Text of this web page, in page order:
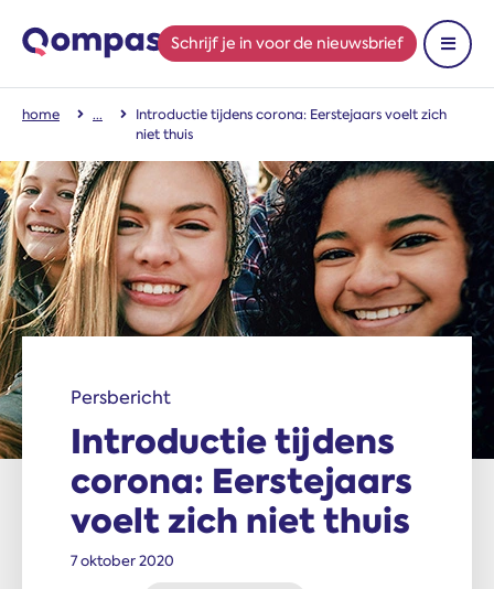
Schrijf je in voor de nieuwsbrief
Toon
home
Introductie tijdens corona: Eerstejaars voelt zich
niet thuis
Persbericht
Introductie tijdens
corona: Eerstejaars
voelt zich niet thuis
7 oktober 2020